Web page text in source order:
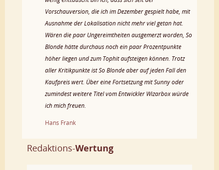
Vorschauversion, die ich im Dezember gespielt habe, mit
Ausnahme der Lokalisation nicht mehr viel getan hat.
Wären die paar Ungereimtheiten ausgemerzt worden, So
Blonde hätte durchaus noch ein paar Prozentpunkte
höher liegen und zum Tophit aufsteigen können. Trotz
aller Kritikpunkte ist So Blonde aber auf jeden Fall den
Kaufpreis wert. Über eine Fortsetzung mit Sunny oder
zumindest weitere Titel vom Entwickler Wizarbox würde
ich mich freuen.
Hans Frank
Redaktions-Wertung